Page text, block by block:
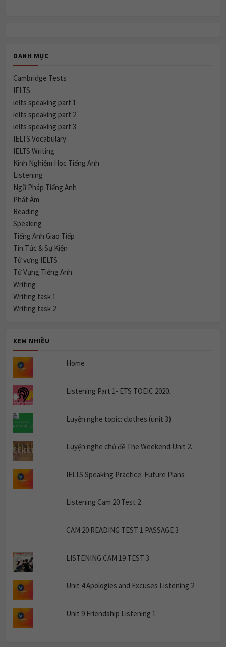
DANH MỤC
Cambridge Tests
IELTS
ielts speaking part 1
ielts speaking part 2
ielts speaking part 3
IELTS Vocabulary
IELTS Writing
Kinh Nghiệm Học Tiếng Anh
Listening
Ngữ Pháp Tiếng Anh
Phát Âm
Reading
Speaking
Tiếng Anh Giao Tiếp
Tin Tức & Sự Kiện
Từ vựng IELTS
Từ Vựng Tiếng Anh
Writing
Writing task 1
Writing task 2
XEM NHIỀU
Home
Listening Part 1- ETS TOEIC 2020.
Luyện nghe topic: clothes (unit 3)
Luyện nghe chủ đề The Weekend Unit 2.
IELTS Speaking Practice: Future Plans
Listening Cam 20 Test 2
CAM 20 READING TEST 1 PASSAGE 3
LISTENING CAM 19 TEST 3
Unit 4 Apologies and Excuses Listening 2
Unit 9 Friendship Listening 1